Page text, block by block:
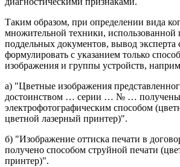
Таким образом, при определении вида
множительной техники, использованной
поддельных документов, вывод эксперта
формулировать с указанием только
изображения и группы устройств,
а) "Цветные изображения
достоинством … серии … № … получены
электрофотографическим способом
цветной лазерный принтер)".
б) "Изображение оттиска печати в
получено способом струйной печати
принтер)".